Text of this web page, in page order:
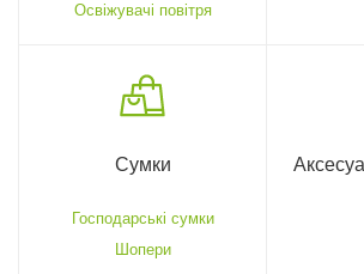
Освіжувачі повітря
Сумки
Господарські сумки
Шопери